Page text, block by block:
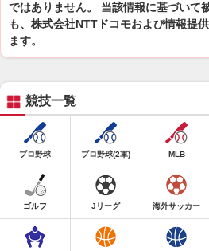
ではありません。 当該情報に基づいて
も、株式会社NTTドコモおよび情報提
ます。
競技一覧
プロ野球 プロ野球(2軍) MLB
ゴルフ Jリーグ 海外サッカー